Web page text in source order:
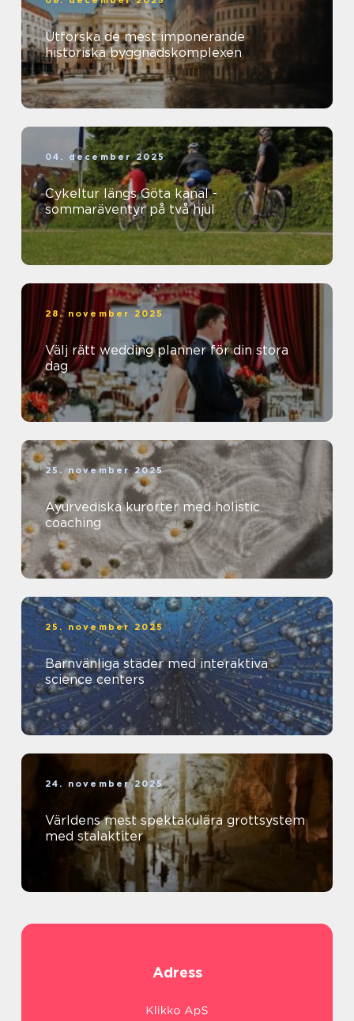
Utforska de mest imponerande
historiska byggnadskomplexen
04. december 2025
Cykeltur längs Göta kanal -
sommaräventyr på två hjul
28. november 2025
Välj rätt wedding planner för din stora
dag
25. november 2025
Ayurvediska kurorter med holistic
coaching
25. november 2025
Barnvänliga städer med interaktiva
science centers
24. november 2025
Världens mest spektakulära grottsystem
med stalaktiter
Adress